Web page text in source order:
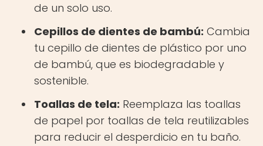
de un solo uso.
Cepillos de dientes de bambú: Cambia
tu cepillo de dientes de plástico por uno
de bambú, que es biodegradable y
sostenible.
Toallas de tela: Reemplaza las toallas
de papel por toallas de tela reutilizables
para reducir el desperdicio en tu baño.